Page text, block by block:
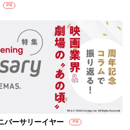
PR
バーサリーイヤー PR